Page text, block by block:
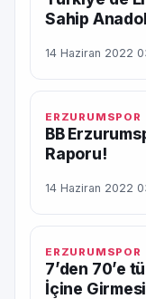
Sahip
14 Haziran 2022
ERZURUMSPOR
BB
Raporu!
14 Haziran 2022
ERZURUMSPOR
7’den 70’e
İçine